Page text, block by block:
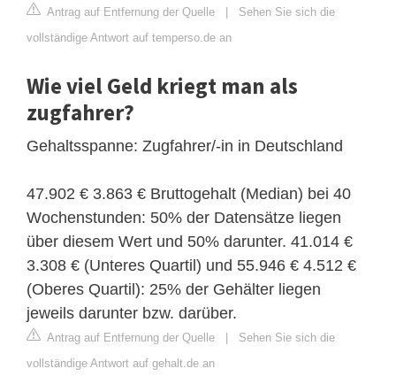
Antrag auf Entfernung der Quelle
Sehen Sie sich die
vollständige Antwort auf temperso.de an
Wie viel Geld kriegt man als
zugfahrer?
Gehaltsspanne: Zugfahrer/-in in Deutschland
47.902 € 3.863 € Bruttogehalt (Median) bei 40
Wochenstunden: 50% der Datensätze liegen
über diesem Wert und 50% darunter. 41.014 €
3.308 € (Unteres Quartil) und 55.946 € 4.512 €
(Oberes Quartil): 25% der Gehälter liegen
jeweils darunter bzw. darüber.
Antrag auf Entfernung der Quelle
Sehen Sie sich die
vollständige Antwort auf gehalt.de an